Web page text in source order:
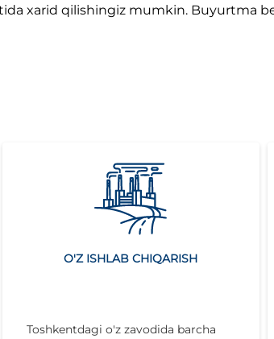
xarid qilishingiz mumkin. Buyurtma
O'Z ISHLAB CHIQARISH
Toshkentdagi o'z zavodida barcha